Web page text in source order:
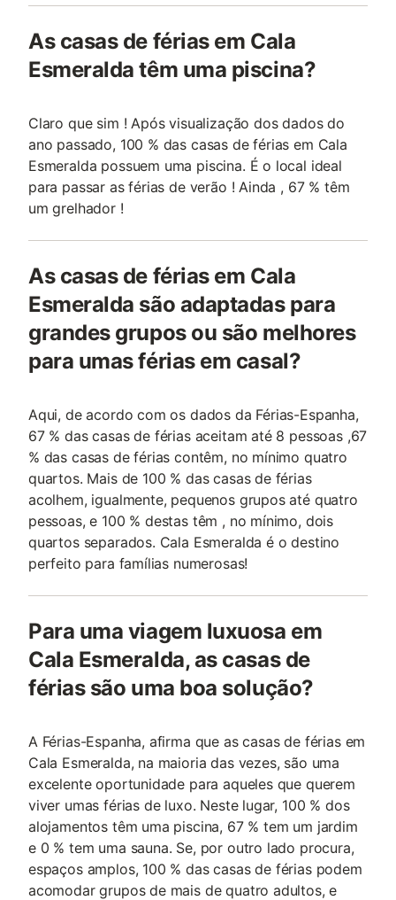
As casas de férias em Cala
Esmeralda têm uma piscina?
Claro que sim ! Após visualização dos dados do
ano passado, 100 % das casas de férias em Cala
Esmeralda possuem uma piscina. É o local ideal
para passar as férias de verão ! Ainda , 67 % têm
um grelhador !
As casas de férias em Cala
Esmeralda são adaptadas para
grandes grupos ou são melhores
para umas férias em casal?
Aqui, de acordo com os dados da Férias-Espanha,
67 % das casas de férias aceitam até 8 pessoas ,67
% das casas de férias contêm, no mínimo quatro
quartos. Mais de 100 % das casas de férias
acolhem, igualmente, pequenos grupos até quatro
pessoas, e 100 % destas têm , no mínimo, dois
quartos separados. Cala Esmeralda é o destino
perfeito para famílias numerosas!
Para uma viagem luxuosa em
Cala Esmeralda, as casas de
férias são uma boa solução?
A Férias-Espanha, afirma que as casas de férias em
Cala Esmeralda, na maioria das vezes, são uma
excelente oportunidade para aqueles que querem
viver umas férias de luxo. Neste lugar, 100 % dos
alojamentos têm uma piscina, 67 % tem um jardim
e 0 % tem uma sauna. Se, por outro lado procura,
espaços amplos, 100 % das casas de férias podem
acomodar grupos de mais de quatro adultos, e